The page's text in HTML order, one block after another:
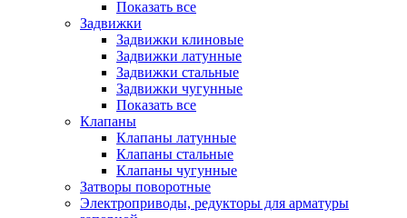
Показать все
Задвижки
Задвижки клиновые
Задвижки латунные
Задвижки стальные
Задвижки чугунные
Показать все
Клапаны
Клапаны латунные
Клапаны стальные
Клапаны чугунные
Затворы поворотные
Электроприводы, редукторы для арматуры